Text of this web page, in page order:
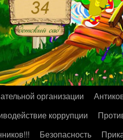
организации
коррупции
Безопасность